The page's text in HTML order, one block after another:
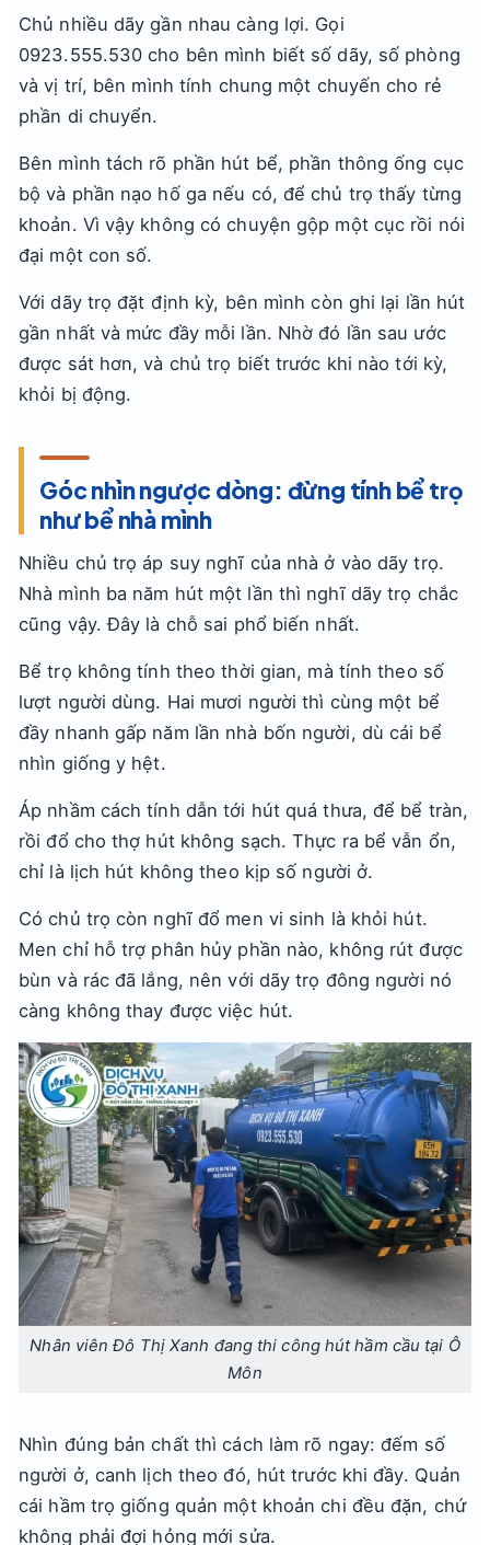
Chủ nhiều dãy gần nhau càng lợi. Gọi
0923.555.530 cho bên mình biết số dãy, số phòng
và vị trí, bên mình tính chung một chuyến cho rẻ
phần di chuyển.
Bên mình tách rõ phần hút bể, phần thông ống cục
bộ và phần nạo hố ga nếu có, để chủ trọ thấy từng
khoản. Vì vậy không có chuyện gộp một cục rồi nói
đại một con số.
Với dãy trọ đặt định kỳ, bên mình còn ghi lại lần hút
gần nhất và mức đầy mỗi lần. Nhờ đó lần sau ước
được sát hơn, và chủ trọ biết trước khi nào tới kỳ,
khỏi bị động.
Góc nhìn ngược dòng: đừng tính bể trọ
như bể nhà mình
Nhiều chủ trọ áp suy nghĩ của nhà ở vào dãy trọ.
Nhà mình ba năm hút một lần thì nghĩ dãy trọ chắc
cũng vậy. Đây là chỗ sai phổ biến nhất.
Bể trọ không tính theo thời gian, mà tính theo số
lượt người dùng. Hai mươi người thì cùng một bể
đầy nhanh gấp năm lần nhà bốn người, dù cái bể
nhìn giống y hệt.
Áp nhầm cách tính dẫn tới hút quá thưa, để bể tràn,
rồi đổ cho thợ hút không sạch. Thực ra bể vẫn ổn,
chỉ là lịch hút không theo kịp số người ở.
Có chủ trọ còn nghĩ đổ men vi sinh là khỏi hút.
Men chỉ hỗ trợ phân hủy phần nào, không rút được
bùn và rác đã lắng, nên với dãy trọ đông người nó
càng không thay được việc hút.
Nhân viên Đô Thị Xanh đang thi công hút hầm cầu tại Ô
Môn
Nhìn đúng bản chất thì cách làm rõ ngay: đếm số
người ở, canh lịch theo đó, hút trước khi đầy. Quản
cái hầm trọ giống quản một khoản chi đều đặn, chứ
không phải đợi hỏng mới sửa.